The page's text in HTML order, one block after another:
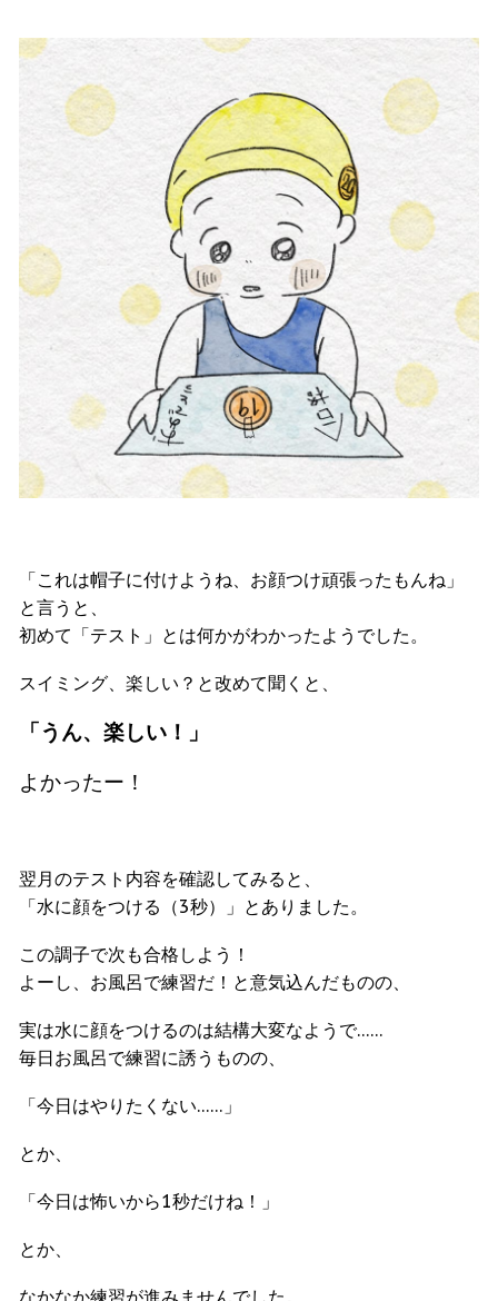
「これは帽子に付けようね、お顔つけ頑張ったもんね」
と言うと、
初めて「テスト」とは何かがわかったようでした。
スイミング、楽しい？と改めて聞くと、
「うん、楽しい！」
よかったー！
翌月のテスト内容を確認してみると、
「水に顔をつける（3秒）」とありました。
この調子で次も合格しよう！
よーし、お風呂で練習だ！と意気込んだものの、
実は水に顔をつけるのは結構大変なようで……
毎日お風呂で練習に誘うものの、
「今日はやりたくない……」
とか、
「今日は怖いから1秒だけね！」
とか、